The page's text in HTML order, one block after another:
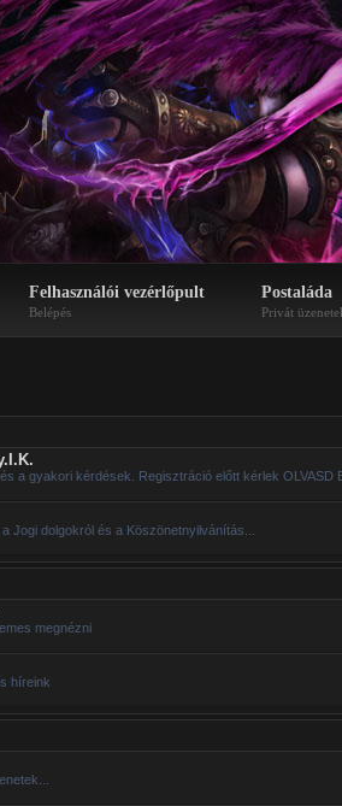
Felhasználói vezérlőpult
Belépés
Postaláda
Privát
a gyakori kérdések. Regisztráció előtt kérlek OLVASD
Jogi dolgokról és a Köszönetnyilvánítás...
megnézni
híreink